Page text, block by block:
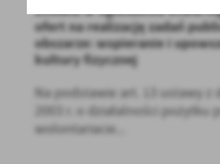
Zmiana w ogłoszeniu
ofert na realizację zadań
obszarze: wspieranie i
kultury fizycznej
Na podstawie art. 13 ustawy z
2003 r. o działalności pożytku
wolontariacie...